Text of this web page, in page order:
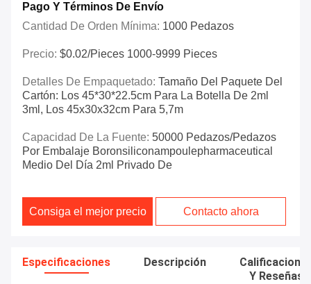
Pago Y Términos De Envío
Cantidad De Orden Mínima: 1000 Pedazos
Precio: $0.02/pieces 1000-9999 Pieces
Detalles De Empaquetado: Tamaño Del Paquete Del
Cartón: Los 45*30*22.5cm Para La Botella De 2ml
3ml, Los 45x30x32cm Para 5,7m
Capacidad De La Fuente: 50000 Pedazos/pedazos
Por Embalaje Boronsiliconampoulepharmaceutical
Medio Del Día 2ml Privado De
Consiga el mejor precio Contacto ahora
Especificaciones Descripción
Y Reseñas